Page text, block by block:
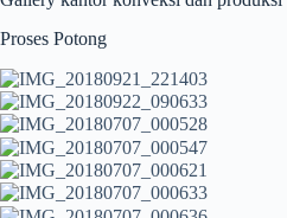
Proses Potong